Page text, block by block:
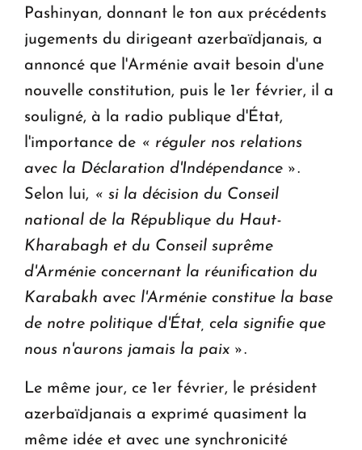
Pashinyan, donnant le ton aux précédents
jugements du dirigeant azerbaïdjanais, a
annoncé que l'Arménie avait besoin d'une
nouvelle constitution, puis le 1er février, il a
souligné, à la radio publique d'État,
l'importance de « réguler nos relations
avec la Déclaration d'Indépendance ».
Selon lui, « si la décision du Conseil
national de la République du Haut-
Kharabagh et du Conseil suprême
d'Arménie concernant la réunification du
Karabakh avec l'Arménie constitue la base
de notre politique d'État, cela signifie que
nous n'aurons jamais la paix ».
Le même jour, ce 1er février, le président
azerbaïdjanais a exprimé quasiment la
même idée et avec une synchronicité